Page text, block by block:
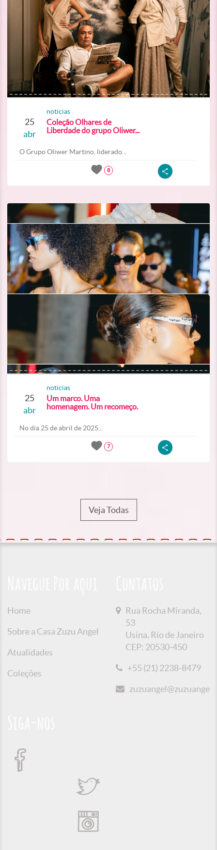
25
abr
noticias
Coleção Olhares de
Liberdade do grupo Oliwer...
O Grupo Oliwer Martino, liderado...
8
25
abr
noticias
Um marco. Uma
homenagem. Um recomeço.
No dia 25 de abril de 2025...
7
Veja Todas
Home
Sobre a Casa Zuzu Angel
Atualidades
Coleções
Rua Rocha Miranda,
53
Usina, Rio de Janeiro
CEP: 20530-450
+55 (21) 2238-8479